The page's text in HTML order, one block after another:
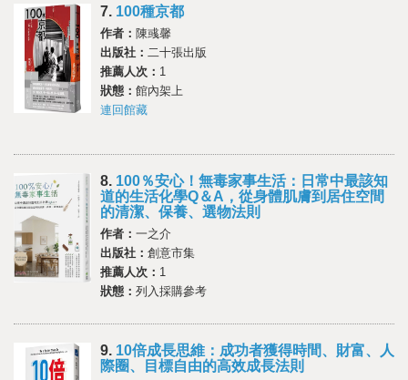
7. 100種京都
作者： 陳彧馨
出版社： 二十張出版
推薦人次： 1
狀態： 館內架上
連回館藏
8. 100％安心！無毒家事生活：日常中最該知
道的生活化學Q＆A，從身體肌膚到居住空間
的清潔、保養、選物法則
作者： 一之介
出版社： 創意市集
推薦人次： 1
狀態： 列入採購參考
9. 10倍成長思維：成功者獲得時間、財富、人
際圈、目標自由的高效成長法則